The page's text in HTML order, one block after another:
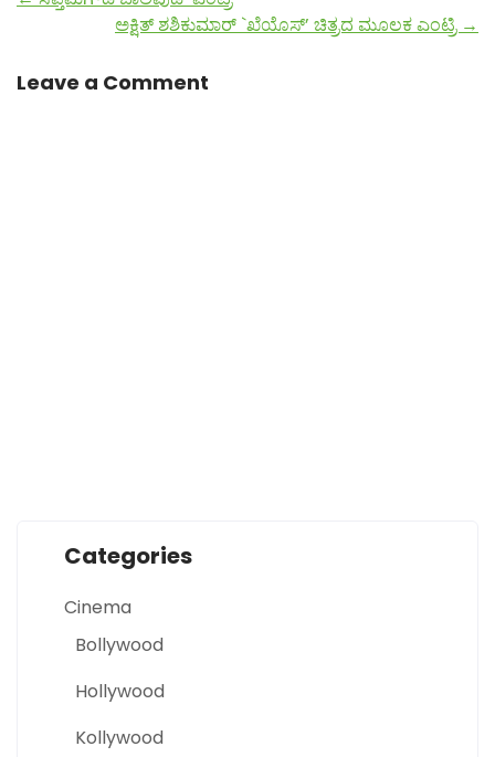
ಅಕ್ಷಿತ್ ಶಶಿಕುಮಾರ್ `ಖೆಯೊಸ್’ ಚಿತ್ರದ ಮೂಲಕ ಎಂಟ್ರಿ →
Leave a Comment
Categories
Cinema
Bollywood
Hollywood
Kollywood